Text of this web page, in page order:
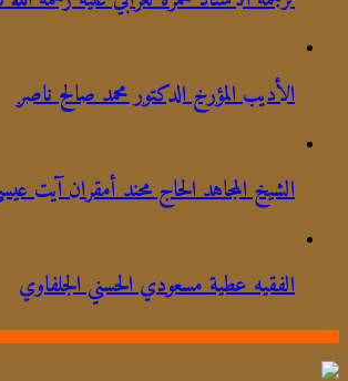
الأديب المؤرخ الدكتور محمد صالح ناصر
الشيخ المجاهد الحاج محند أمقران آيت
الفقيه عطية مسعودي الحسني الجلفاوي